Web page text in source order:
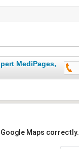
MediPages,
Maps correctly.